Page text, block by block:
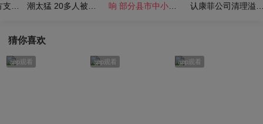
付
潮太猛 20多人被冲
响 部分县市中小学
认康菲公司清理溢
猜你喜欢
app观看 app观看 app观看